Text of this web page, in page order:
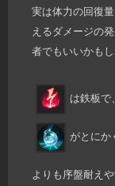
実は体力の回復
えるダメージの
者でもいいかもし
は鉄板で
がとにか
よりも序盤耐え